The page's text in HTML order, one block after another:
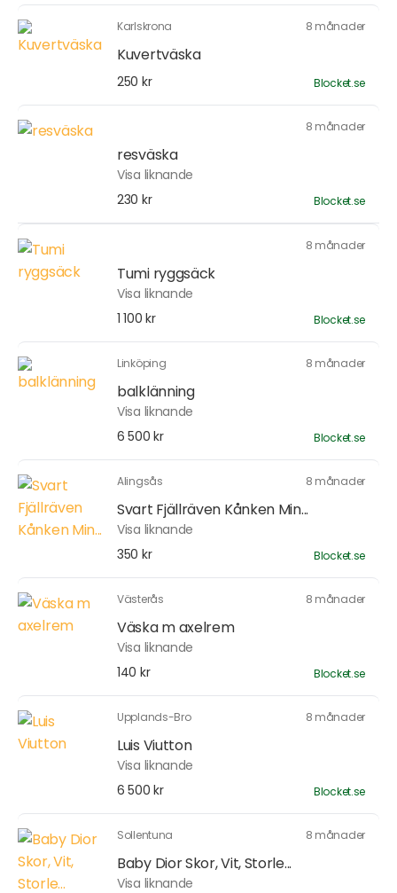
Karlskrona 8 månader
Kuvertväska
250 kr Blocket.se
8 månader
resväska
Visa liknande
230 kr
Blocket.se
8 månader
Tumi ryggsäck
Visa liknande
1 100 kr
Blocket.se
Linköping 8 månader
balklänning
Visa liknande
6 500 kr
Blocket.se
Alingsås 8 månader
Svart Fjällräven Kånken Min...
Visa liknande
350 kr
Blocket.se
Västerås 8 månader
Väska m axelrem
Visa liknande
140 kr
Blocket.se
Upplands-Bro 8 månader
Luis Viutton
Visa liknande
6 500 kr
Blocket.se
Sollentuna 8 månader
Baby Dior Skor, Vit, Storle...
Visa liknande